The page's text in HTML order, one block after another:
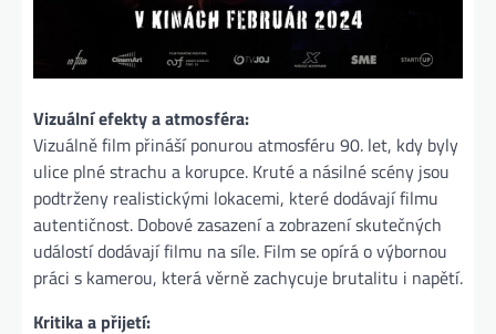
Vizuální efekty a atmosféra:
Vizuálně film přináší ponurou atmosféru 90. let, kdy byly
ulice plné strachu a korupce. Kruté a násilné scény jsou
podtrženy realistickými lokacemi, které dodávají filmu
autentičnost. Dobové zasazení a zobrazení skutečných
událostí dodávají filmu na síle. Film se opírá o výbornou
práci s kamerou, která věrně zachycuje brutalitu i napětí​.
Kritika a přijetí: